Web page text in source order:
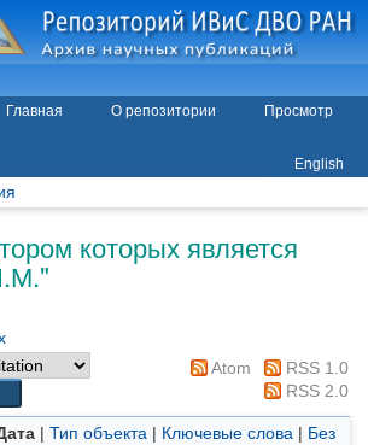
Главная О репозитории
Просмотр
English
которых является
"
Atom
RSS 1.0
RSS 2.0
| Тип объекта | Ключевые слова | Без